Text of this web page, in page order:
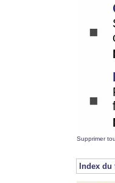
Supprimer
Index du